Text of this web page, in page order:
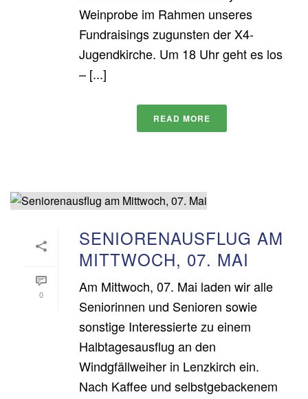
Weinprobe im Rahmen unseres
Fundraisings zugunsten der X4-
Jugendkirche. Um 18 Uhr geht es los
– [...]
READ MORE
0
SENIORENAUSFLUG AM
MITTWOCH, 07. MAI
Am Mittwoch, 07. Mai laden wir alle
Seniorinnen und Senioren sowie
sonstige Interessierte zu einem
Halbtagesausflug an den
Windgfällweiher in Lenzkirch ein.
Nach Kaffee und selbstgebackenem